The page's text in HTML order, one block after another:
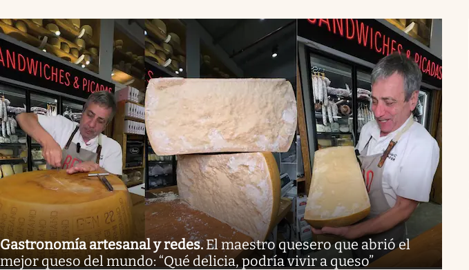
Gastronomía artesanal y redes.El maestro quesero que abrió el
mejor queso del mundo: “Qué delicia, podría vivir a queso”